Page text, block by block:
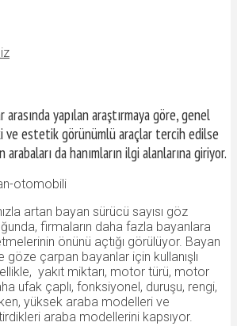
arasında yapılan araştırmaya göre, genel
ve estetik görünümlü araçlar tercih edilse
da hanımların ilgi alanlarına giriyor.
artan bayan sürücü sayısı göz
firmaların daha fazla bayanlara
önünü açtığı görülüyor. Bayan
çarpan bayanlar için kullanışlı
yakıt miktarı, motor türü, motor
ufak çaplı, fonksiyonel, duruşu, rengi,
yüksek araba modelleri ve
araba modellerini kapsıyor.